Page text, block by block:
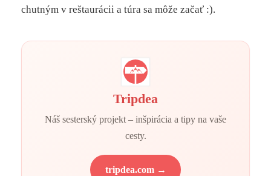
chutným v reštaurácii a túra sa môže začať :).
Tripdea
Náš sesterský projekt – inšpirácia a tipy na vaše
cesty.
tripdea.com →